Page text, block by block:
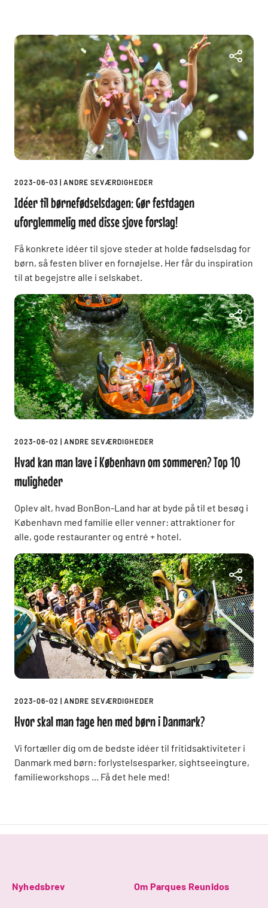
2023-06-03 ANDRE SEVÆRDIGHEDER
Idéer til børnefødselsdagen: Gør festdagen
uforglemmelig med disse sjove forslag!
Få konkrete idéer til sjove steder at holde fødselsdag for
børn, så festen bliver en fornøjelse. Her får du inspiration
til at begejstre alle i selskabet.
2023-06-02 ANDRE SEVÆRDIGHEDER
Hvad kan man lave i København om sommeren? Top 10
muligheder
Oplev alt, hvad BonBon-Land har at byde på til et besøg i
København med familie eller venner: attraktioner for
alle, gode restauranter og entré + hotel.
2023-06-02 ANDRE SEVÆRDIGHEDER
Hvor skal man tage hen med børn i Danmark?
Vi fortæller dig om de bedste idéer til fritidsaktiviteter i
Danmark med børn: forlystelsesparker, sightseeingture,
familieworkshops ... Få det hele med!
Nyhedsbrev Om Parques Reunidos